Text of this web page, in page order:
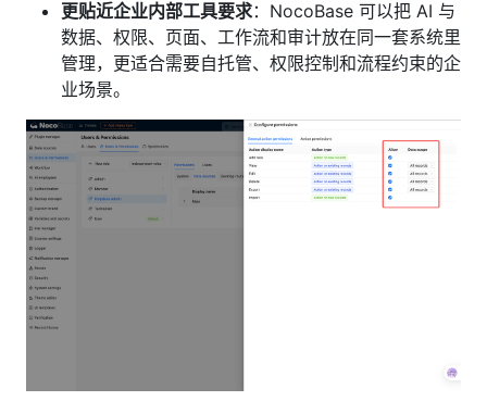
更贴近企业内部工具要求：NocoBase 可以把 AI 与
数据、权限、页面、工作流和审计放在同一套系统里
管理，更适合需要自托管、权限控制和流程约束的企
业场景。